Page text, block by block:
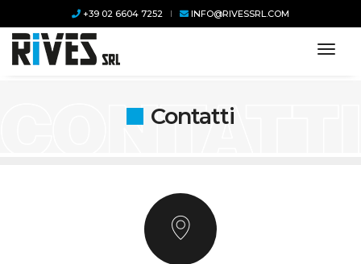
+39 02 6604 7252 INFO@RIVESSRL.COM
Contatti